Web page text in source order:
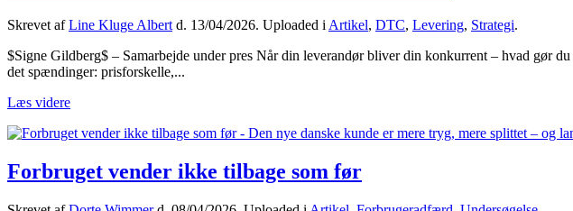
Skrevet afLine Kluge Albert d. 13/04/2026. Uploaded i Artikel, DTC, Levering, Strategi.
$Signe Gildberg$ – Samarbejde under pres Når din leverandør bliver din konkurrent – hvad gør
det spændinger: prisforskelle,...
Læs videre
Forbruget vender ikke tilbage som før